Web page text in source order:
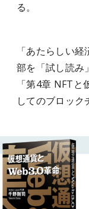
る。
「あたらしい
部を「試し読み
「第4章 NFT
してのブロック